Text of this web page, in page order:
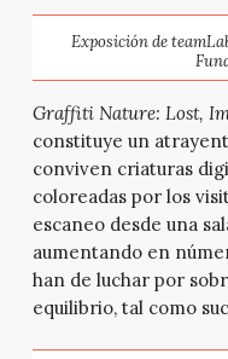
Exposición de
Graffiti Nature: Lost,
constituye un
conviven criaturas
coloreadas por los
escaneo desde una
aumentando en
han de luchar por
equilibrio, tal como